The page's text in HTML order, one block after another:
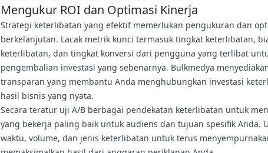
Mengukur ROI dan Optimasi Kinerja
Strategi keterlibatan yang efektif memerlukan pengukuran dan
berkelanjutan. Lacak metrik kunci termasuk tingkat keterlibatan,
keterlibatan, dan tingkat konversi dari pengguna yang terlibat
pengembalian investasi yang sebenarnya. Bulkmedya
transparan yang membantu Anda menghubungkan investasi
hasil bisnis yang nyata.
Secara teratur uji A/B berbagai pendekatan keterlibatan untuk
yang bekerja paling baik untuk audiens dan tujuan spesifik Anda.
waktu, volume, dan jenis keterlibatan untuk terus